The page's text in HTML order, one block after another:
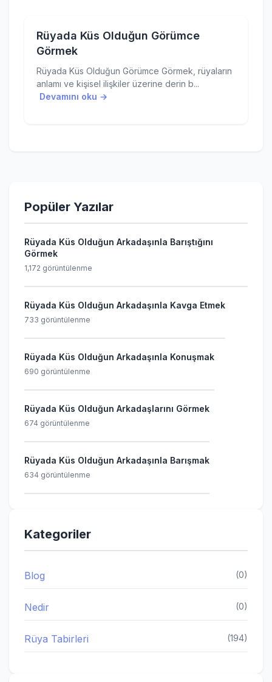
Rüyada Küs Olduğun Görümce
Görmek
Rüyada Küs Olduğun Görümce Görmek, rüyaların
anlamı ve kişisel ilişkiler üzerine derin b...
Devamını oku →
Popüler Yazılar
Rüyada Küs Olduğun Arkadaşınla Barıştığını
Görmek
1,172 görüntülenme
Rüyada Küs Olduğun Arkadaşınla Kavga Etmek
733 görüntülenme
Rüyada Küs Olduğun Arkadaşınla Konuşmak
690 görüntülenme
Rüyada Küs Olduğun Arkadaşlarını Görmek
674 görüntülenme
Rüyada Küs Olduğun Arkadaşınla Barışmak
634 görüntülenme
Kategoriler
Blog (0)
Nedir (0)
Rüya Tabirleri (194)